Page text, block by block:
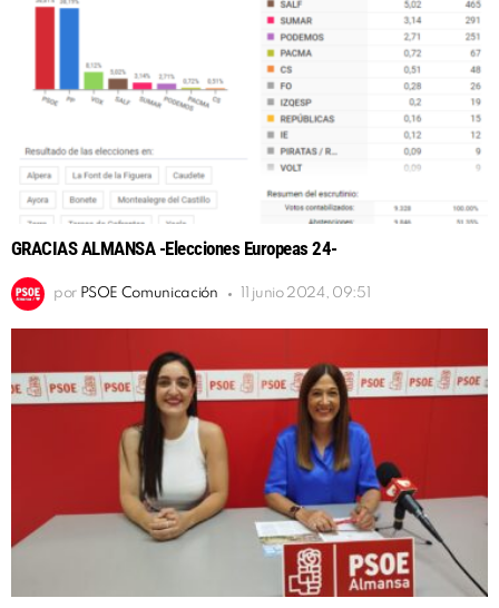
GRACIAS ALMANSA -Elecciones Europeas 24-
por PSOE Comunicación 11 junio 2024, 09:51